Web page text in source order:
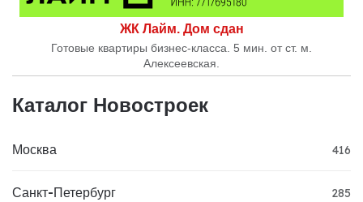
ЖК Лайм. Дом сдан
Готовые квартиры бизнес-класса. 5 мин. от ст. м.
Алексеевская.
Каталог Новостроек
Москва 416
Санкт-Петербург 285